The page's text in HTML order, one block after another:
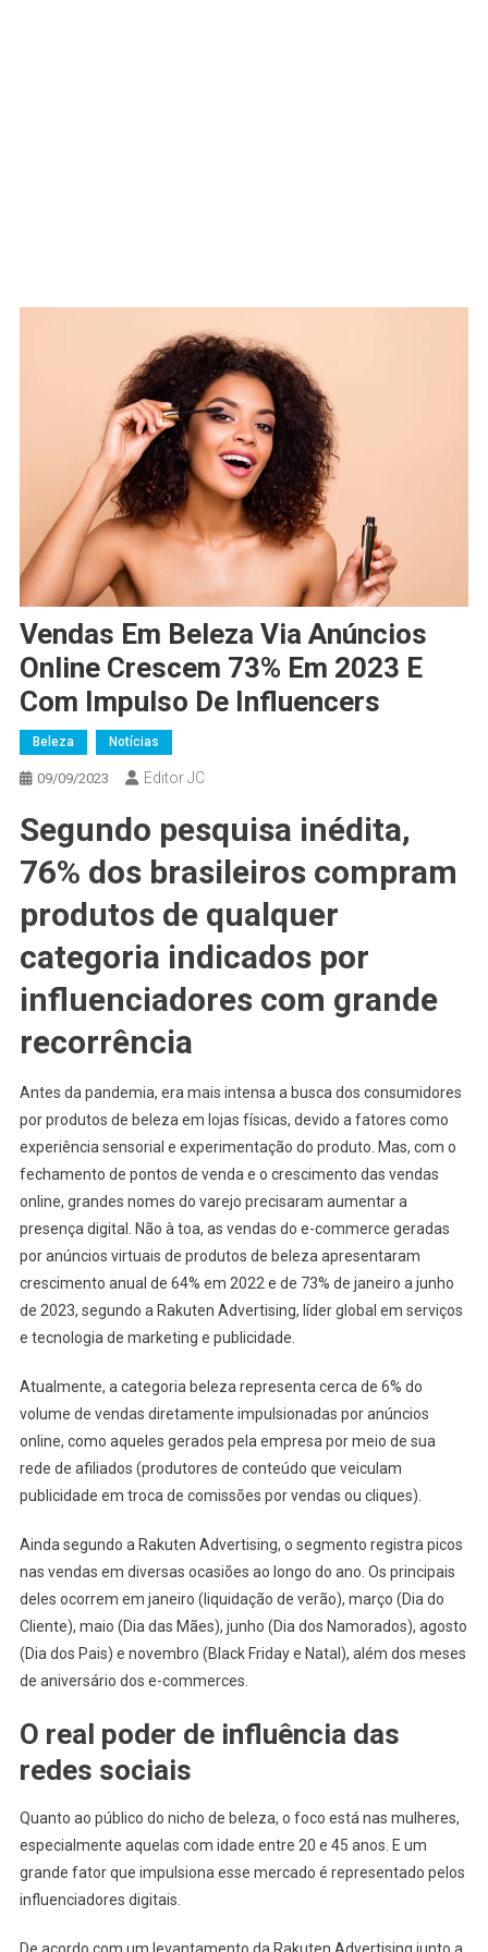
Vendas Em Beleza Via Anúncios
Online Crescem 73% Em 2023 E
Com Impulso De Influencers
Beleza Notícias
09/09/2023 Editor JC
Segundo pesquisa inédita,
76% dos brasileiros compram
produtos de qualquer
categoria indicados por
influenciadores com grande
recorrência
Antes da pandemia, era mais intensa a busca dos consumidores
por produtos de beleza em lojas físicas, devido a fatores como
experiência sensorial e experimentação do produto. Mas, com o
fechamento de pontos de venda e o crescimento das vendas
online, grandes nomes do varejo precisaram aumentar a
presença digital. Não à toa, as vendas do e-commerce geradas
por anúncios virtuais de produtos de beleza apresentaram
crescimento anual de 64% em 2022 e de 73% de janeiro a junho
de 2023, segundo a Rakuten Advertising, líder global em serviços
e tecnologia de marketing e publicidade.
Atualmente, a categoria beleza representa cerca de 6% do
volume de vendas diretamente impulsionadas por anúncios
online, como aqueles gerados pela empresa por meio de sua
rede de afiliados (produtores de conteúdo que veiculam
publicidade em troca de comissões por vendas ou cliques).
Ainda segundo a Rakuten Advertising, o segmento registra picos
nas vendas em diversas ocasiões ao longo do ano. Os principais
deles ocorrem em janeiro (liquidação de verão), março (Dia do
Cliente), maio (Dia das Mães), junho (Dia dos Namorados), agosto
(Dia dos Pais) e novembro (Black Friday e Natal), além dos meses
de aniversário dos e-commerces.
O real poder de influência das
redes sociais
Quanto ao público do nicho de beleza, o foco está nas mulheres,
especialmente aquelas com idade entre 20 e 45 anos. E um
grande fator que impulsiona esse mercado é representado pelos
influenciadores digitais.